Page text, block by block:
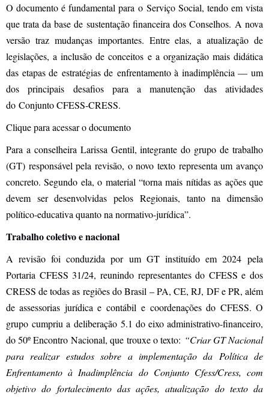
O documento é fundamental para o Serviço Social, tendo em vista
que trata da base de sustentação financeira dos Conselhos. A nova
versão traz mudanças importantes. Entre elas, a atualização de
legislações, a inclusão de conceitos e a organização mais didática
das etapas de estratégias de enfrentamento à inadimplência — um
dos principais desafios para a manutenção das atividades
do Conjunto CFESS-CRESS.
Clique para acessar o documento
Para a conselheira Larissa Gentil, integrante do grupo de trabalho
(GT) responsável pela revisão, o novo texto representa um avanço
concreto. Segundo ela, o material “torna mais nítidas as ações que
devem ser desenvolvidas pelos Regionais, tanto na dimensão
político-educativa quanto na normativo-jurídica”.
Trabalho coletivo e nacional
A revisão foi conduzida por um GT instituído em 2024 pela
Portaria CFESS 31/24, reunindo representantes do CFESS e dos
CRESS de todas as regiões do Brasil – PA, CE, RJ, DF e PR, além
de assessorias jurídica e contábil e coordenações do CFESS. O
grupo cumpriu a deliberação 5.1 do eixo administrativo-financeiro,
do 50º Encontro Nacional, que trouxe o texto: “Criar GT Nacional
para realizar estudos sobre a implementação da Política de
Enfrentamento à Inadimplência do Conjunto Cfess/Cress, com
objetivo do fortalecimento das ações, atualização do texto da